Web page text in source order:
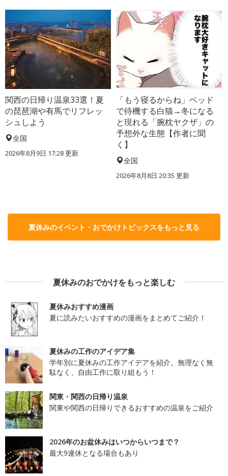
関西の日帰り温泉33選！夏
の琵琶湖や有馬でリフレッ
シュしよう
全国
2026年8月9日 17:28更新
「もう寝るからね」ベッド
で待機する白猫→冬になる
と現れる「腕枕ヤクザ」の
予想外な生態【作者に聞
く】
全国
2026年8月8日 20:35 更新
夏休みのイベント・おでかけトピックスをもっと見る
夏休みのおでかけをもっと楽しむ
夏休みおすすめ漫画
夏に読みたいおすすめの漫画をまとめてご紹介！
夏休みの工作のアイデア集
学年別に夏休みの工作アイデアを紹介。無理なく無
駄なく、自由工作に取り組もう！
関東・関西の日帰り温泉
関東や関西の日帰りできるおすすめの温泉をご紹介
2026年のお盆休みはいつからいつまで？
最大9連休となる場合もあり